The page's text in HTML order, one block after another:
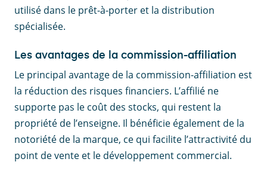
utilisé dans le prêt-à-porter et la distribution
spécialisée.
Les avantages de la commission-affiliation
Le principal avantage de la commission-affiliation est
la réduction des risques financiers. L’affilié ne
supporte pas le coût des stocks, qui restent la
propriété de l’enseigne. Il bénéficie également de la
notoriété de la marque, ce qui facilite l’attractivité du
point de vente et le développement commercial.